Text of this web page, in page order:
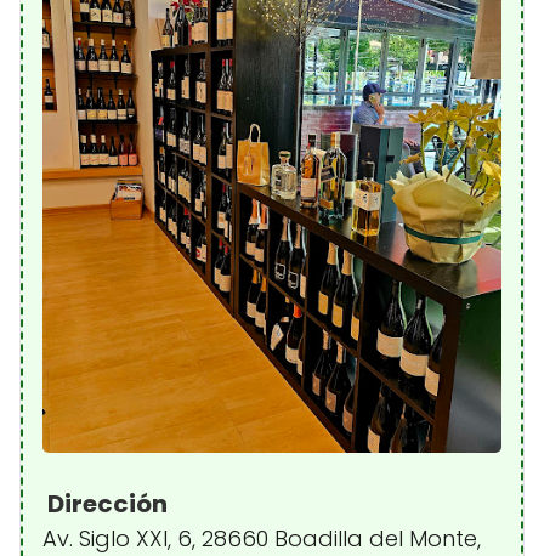
Dirección
Av. Siglo XXI, 6, 28660 Boadilla del Monte,